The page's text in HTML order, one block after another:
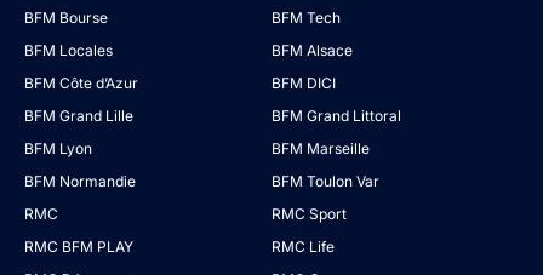
BFM Bourse
BFM Tech
BFM Locales
BFM Alsace
BFM Côte d’Azur
BFM DICI
BFM Grand Lille
BFM Grand Littoral
BFM Lyon
BFM Marseille
BFM Normandie
BFM Toulon Var
RMC
RMC Sport
RMC BFM PLAY
RMC Life